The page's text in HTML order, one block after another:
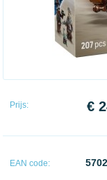
Prijs: €
EAN code: